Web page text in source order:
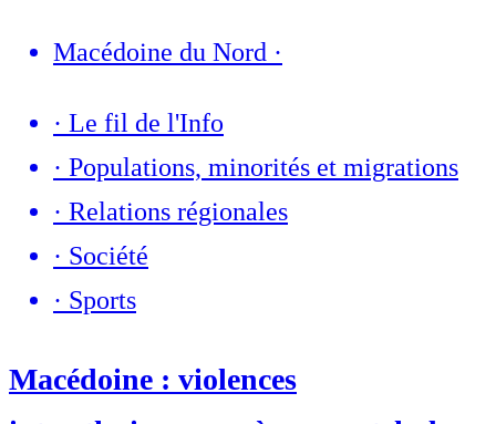
Macédoine du Nord ·
· Le fil de l'Info
· Populations, minorités et migrations
· Relations régionales
· Société
· Sports
Macédoine : violences